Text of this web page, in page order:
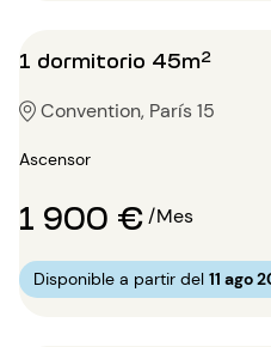
1 dormitorio 45m²
Convention, París 15
Ascensor
1 900 €/Mes
Disponible a partir del 11 ago